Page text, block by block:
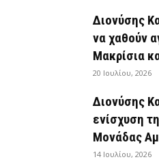
Διονύσης
να χαθούν
Μακρίσια
20 Ιουλίου, 2026
Διονύσης
ενίσχυση
Μονάδας
14 Ιουλίου, 2026